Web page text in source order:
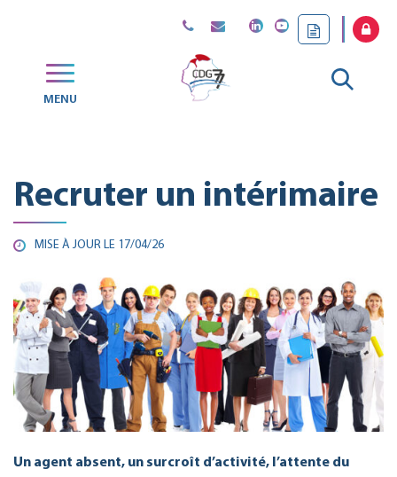
MENU
Aller
Recruter un intérimaire
MISE À JOUR LE 17/04/26
Un agent absent, un surcroît d’activité, l’attente du